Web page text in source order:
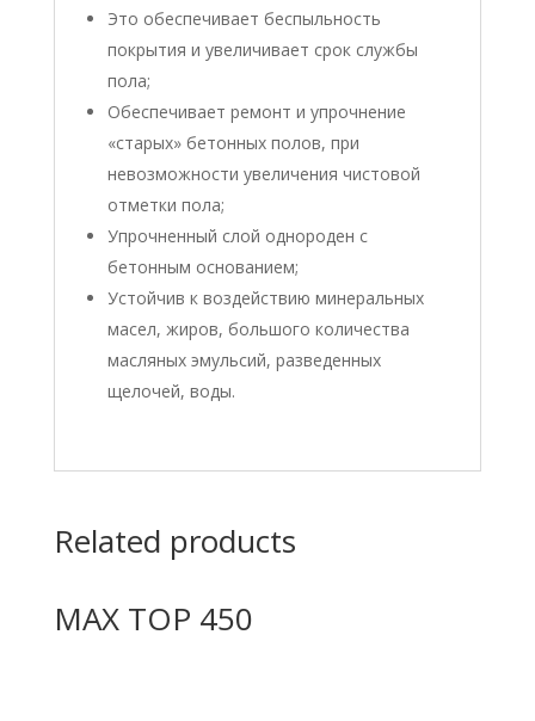
Это обеспечивает беспыльность
покрытия и увеличивает срок службы
пола;
Обеспечивает ремонт и упрочнение
«старых» бетонных полов, при
невозможности увеличения чистовой
отметки пола;
Упрочненный слой однороден с
бетонным основанием;
Устойчив к воздействию минеральных
масел, жиров, большого количества
масляных эмульсий, разведенных
щелочей, воды.
Related products
MAX TOP 450